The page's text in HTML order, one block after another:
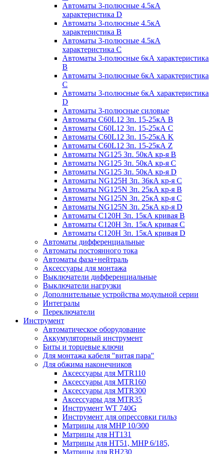
Автоматы 3-полюсные 4.5кА
характеристика D
Автоматы 3-полюсные 4.5кА
характеристика В
Автоматы 3-полюсные 4.5кА
характеристика С
Автоматы 3-полюсные 6кА характеристика
B
Автоматы 3-полюсные 6кА характеристика
C
Автоматы 3-полюсные 6кА характеристика
D
Автоматы 3-полюсные силовые
Автоматы C60L12 3п. 15-25кА B
Автоматы C60L12 3п. 15-25кА C
Автоматы C60L12 3п. 15-25кА K
Автоматы C60L12 3п. 15-25кА Z
Автоматы NG125 3п. 50кА кр-я B
Автоматы NG125 3п. 50кА кр-я C
Автоматы NG125 3п. 50кА кр-я D
Автоматы NG125H 3п. 36кА кр-я C
Автоматы NG125N 3п. 25кА кр-я B
Автоматы NG125N 3п. 25кА кр-я C
Автоматы NG125N 3п. 25кА кр-я D
Автоматы С120Н 3п. 15кА кривая B
Автоматы С120Н 3п. 15кА кривая C
Автоматы С120Н 3п. 15кА кривая D
Автоматы дифференциальные
Автоматы постоянного тока
Автоматы фаза+нейтраль
Аксессуары для монтажа
Выключатели дифференциальные
Выключатели нагрузки
Дополнительные устройства модульной серии
Интегралы
Переключатели
Инструмент
Автоматическое оборудование
Аккумуляторный инструмент
Биты и торцевые ключи
Для монтажа кабеля "витая пара"
Для обжима наконечников
Аксессуары для MTR110
Аксессуары для MTR160
Аксессуары для MTR300
Аксессуары для MTR35
Инструмент WT 740G
Инструмент для опрессовки гильз
Матрицы для MHP 10/300
Матрицы для НТ131
Матрицы для НТ51, MHP 6/185,
Матрицы для RH230